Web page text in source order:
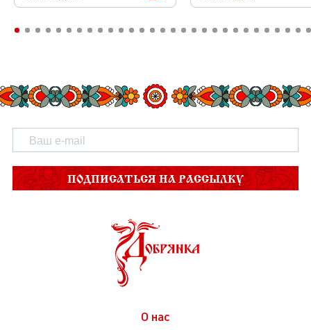
ПОДПИСАТЬСЯ НА РАССЫЛКУ
О нас